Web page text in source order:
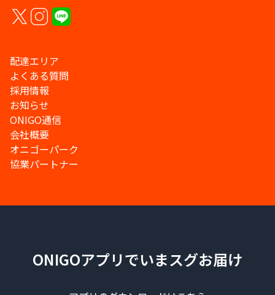
配達エリア
よくある質問
採用情報
お知らせ
ONIGO通信
会社概要
オニゴーパーク
協業パートナー
ONIGOアプリでいまスグお届け